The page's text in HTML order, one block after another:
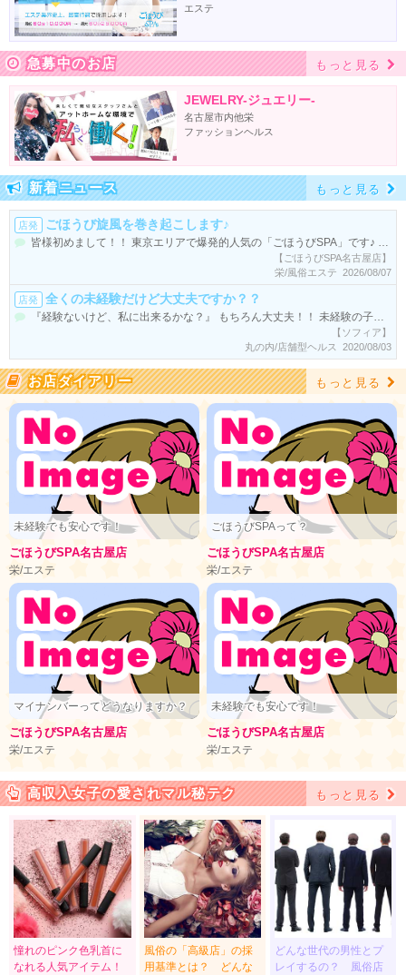
エステ
急募中のお店 もっと見る
JEWELRY-ジュエリー-
名古屋市内他栄
ファッションヘルス
新着ニュース もっと見る
店発 ごほうび旋風を巻き起こします♪
皆様初めまして！！ 東京エリアで爆発的人気の「ごほうびSPA」です♪ ご存知の方もいらっしゃるかと思いますが 当店と同じコンセプトのお店は系列店含めまだ3店舗（五反田店、池袋店） しかありません。 つまり・・・・ ブルーオーシャンの状態です。（業界用語で敵がいなくて未開拓の市場） ということは この大きな名古屋エリアの中で一人勝ちできる可能性が高いということです！ ＝たくさん稼げる！（言うまでもないですよね(^^;)） もちろんこれから類似店も出てくる可能性もありますが 風俗店ってそんな簡単にはつくれませんよね！ ですのでこの風俗発祥の地「名古屋」で 一緒に楽しく働いて 【ごほうび旋風】を巻き起こしませんか？？ 【ごほうびSPA 名古屋店】 TEL：0120-956-370 MAIL:gohoubi_nagoya_job@star-group.co.jp LINE ID:job@star-group
【ごほうびSPA名古屋店】
栄/風俗エステ 2026/08/07
店発 全くの未経験だけど大丈夫ですか？？
『経験ないけど、私に出来るかな？』 もちろん大丈夫！！ 未経験の子からの質問で多いのが、 「どんな仕事？」 「自分に出来る？」 「どのくらい稼げるのか？」 「見た目に自信が無い！」 誰もが思うことですが 今現在働かれている子達も 同じような質問や不安を 持ちながら飛び込んで来てるんですよね。 店長・スタッフみんなで 女の子の抱えているものを 全て解決していきますよ！！ 《どんなお仕事？》 シャワールームが完備されている 個室で体をキレイに洗った後、 ベットにて手と口を使って リップサービス後 口内発射にてフィニッシュして頂きます。 《自分に出来る？》 面接に来てすぐ仕事なんて 事は絶対にありませんよ。 まず、しっかりとお仕事の流れから サービスの内容を口頭と 絵コンテのマニュアルを見ながら 分かりやすく説明しますので理解も早いんです。 《どのくらい稼げるの？》 収入はＯＬさんや アルバイトとは比べ物に ならないくらい稼げますよ！！ でも、知らない世界だから わからないですよね(^_^.) その為にソフィアでは 時給保証システム があるんですよ～♪♪
【ソフィア】
丸の内/店舗型ヘルス 2020/08/03
お店ダイアリー もっと見る
未経験でも安心です！
ごほうびSPA名古屋店
栄/エステ
ごほうびSPAって？
ごほうびSPA名古屋店
栄/エステ
マイナンバーってどうなりますか？
ごほうびSPA名古屋店
栄/エステ
未経験でも安心です！
ごほうびSPA名古屋店
栄/エステ
高収入女子の愛されマル秘テク もっと見る
憧れのピンク色乳首に
なれる人気アイテム！
風俗の「高級店」の採
用基準とは？ どんな
どんな世代の男性とプ
レイするの？ 風俗店